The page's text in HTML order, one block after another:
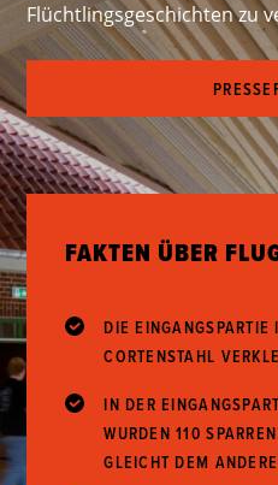
Flüchtlingsgeschichten zu
FAKTEN ÜBER
DIE
CORTENSTAHL
IN DER
WURDEN 110
GLEICHT DEM